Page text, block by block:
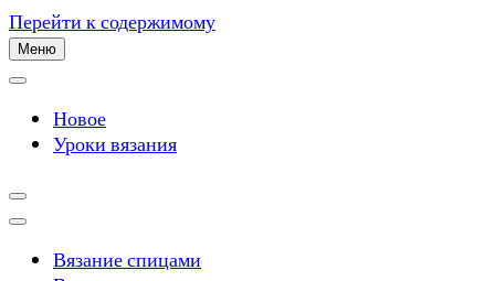
Перейти к содержимому
Меню
Новое
Уроки вязания
Вязание спицами